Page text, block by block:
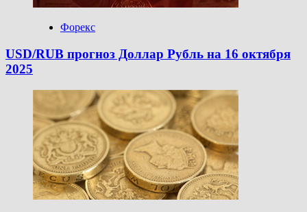
Форекс
USD/RUB прогноз Доллар Рубль на 16 октября
2025